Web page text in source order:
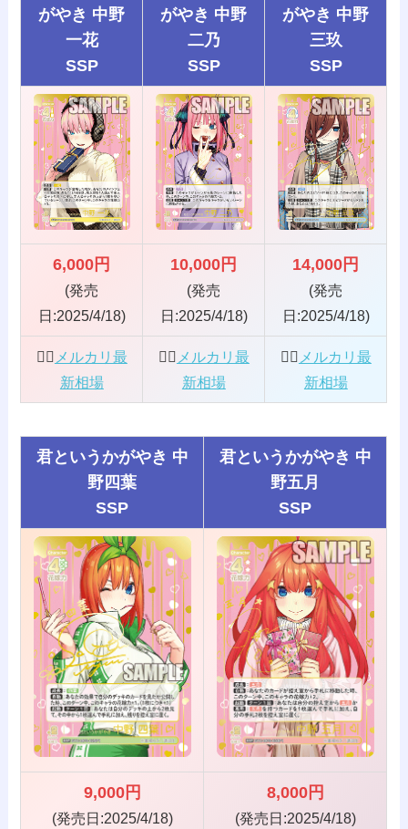
がやき 中野
一花
SSP
がやき 中野
二乃
SSP
がやき 中野
三玖
SSP
6,000円
(発売
日:2025/4/18)
10,000円
(発売
日:2025/4/18)
14,000円
(発売
日:2025/4/18)
👰‍♀️ メルカリ最
新相場
👰‍♀️ メルカリ最
新相場
👰‍♀️ メルカリ最
新相場
君というかがやき 中
野四葉
SSP
君というかがやき 中
野五月
SSP
9,000円
(発売日:2025/4/18)
8,000円
(発売日:2025/4/18)